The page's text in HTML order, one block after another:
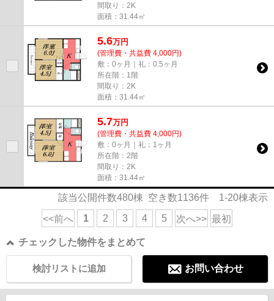
間取り：2K
面積：31.44㎡
5.6万円
(管理費・共益費 4,000円)
敷：0ヶ月｜礼：0.5ヶ月
所在階：1階
間取り：2K
面積：31.44㎡
5.7万円
(管理費・共益費 4,000円)
敷：0ヶ月｜礼：1ヶ月
所在階：2階
間取り：2K
面積：31.44㎡
該当公開件数480棟 空き数1136件 1-20棟表示
<<前へ 1 2 3 4 5 次へ>> 最初
チェックした物件をまとめて
お問い合わせ
検討リストに追加